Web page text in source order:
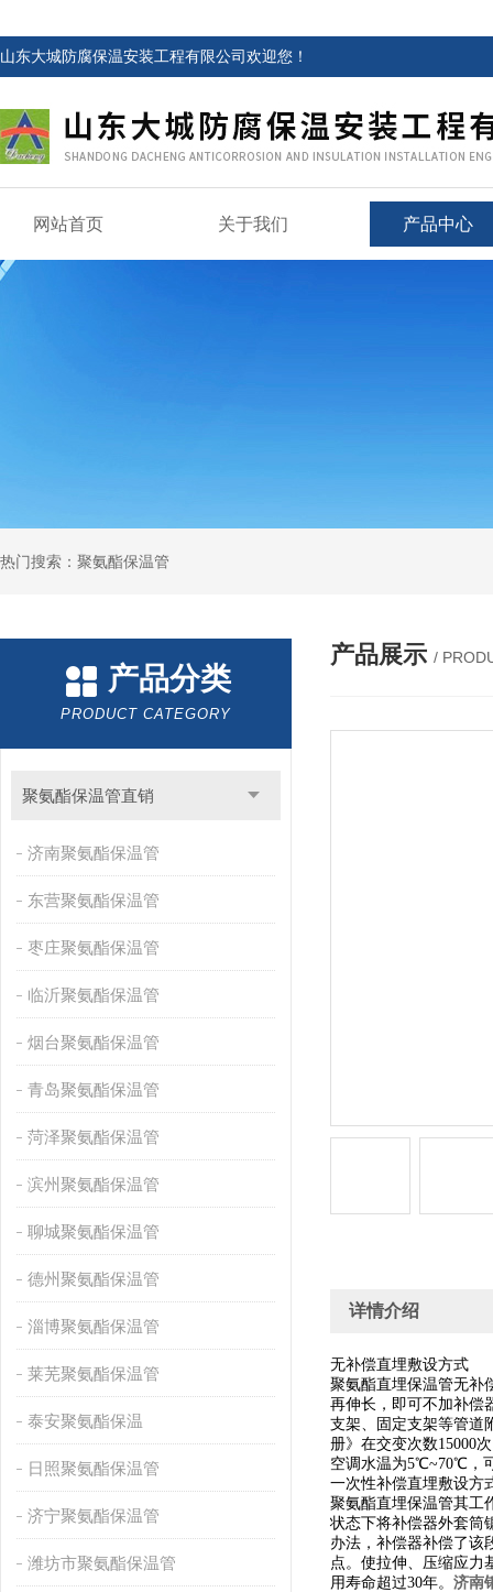
山东大城防腐保温安装工程有限公司欢迎您！
网站首页 关于我们 产品中心
热门搜索：聚氨酯保温管
产品分类
PRODUCT CATEGORY
聚氨酯保温管直销
济南聚氨酯保温管
东营聚氨酯保温管
枣庄聚氨酯保温管
临沂聚氨酯保温管
烟台聚氨酯保温管
青岛聚氨酯保温管
菏泽聚氨酯保温管
滨州聚氨酯保温管
聊城聚氨酯保温管
德州聚氨酯保温管
淄博聚氨酯保温管
莱芜聚氨酯保温管
泰安聚氨酯保温
日照聚氨酯保温管
济宁聚氨酯保温管
潍坊市聚氨酯保温管
产品展示 /
详情介绍
无补偿直埋敷设方式
聚氨酯直埋保温管无补
再伸长，即可不加补偿
支架、固定支架等管道
册》在交变次数15000
空调水温为5℃~70℃，
一次性补偿直埋敷设方
聚氨酯直埋保温管其工
状态下将补偿器外套筒
办法，补偿器补偿了该
点。使拉伸、压缩应力
用寿命超过30年。 济南